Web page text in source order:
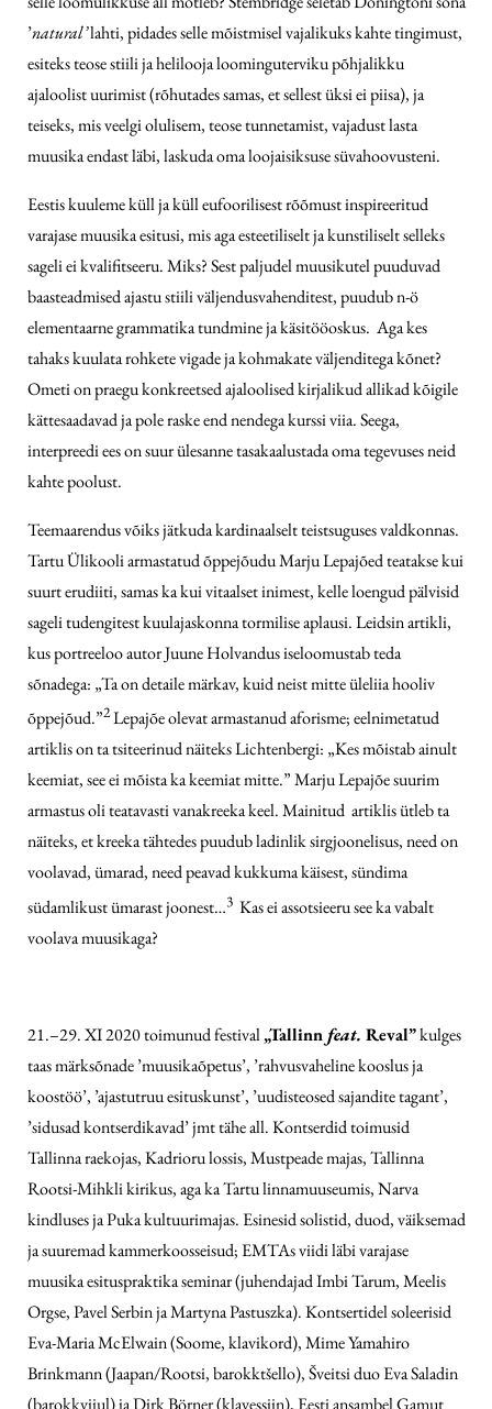
’natural’lahti, pidades selle mõistmisel vajalikuks kahte tingimust,
esiteks teose stiili ja helilooja loominguterviku põhjalikku
ajaloolist uurimist (rõhutades samas, et sellest üksi ei piisa), ja
teiseks, mis veelgi olulisem, teose tunnetamist, vajadust lasta
muusika endast läbi, laskuda oma loojaisiksuse süvahoovusteni.
Eestis kuuleme küll ja küll eufoorilisest rõõmust inspireeritud
varajase muusika esitusi, mis aga esteetiliselt ja kunstiliselt selleks
sageli ei kvalifitseeru. Miks? Sest paljudel muusikutel puuduvad
baasteadmised ajastu stiili väljendusvahenditest, puudub n-ö
elementaarne grammatika tundmine ja käsitööoskus. Aga kes
tahaks kuulata rohkete vigade ja kohmakate väljenditega kõnet?
Ometi on praegu konkreetsed ajaloolised kirjalikud allikad kõigile
kättesaadavad ja pole raske end nendega kurssi viia. Seega,
interpreedi ees on suur ülesanne tasakaalustada oma tegevuses neid
kahte poolust.
Teemaarendus võiks jätkuda kardinaalselt teistsuguses valdkonnas.
Tartu Ülikooli armastatud õppejõudu Marju Lepajõed teatakse kui
suurt erudiiti, samas ka kui vitaalset inimest, kelle loengud pälvisid
sageli tudengitest kuulajaskonna tormilise aplausi. Leidsin artikli,
kus portreeloo autor Juune Holvandus iseloomustab teda
sõnadega: „Ta on detaile märkav, kuid neist mitte üleliia hooliv
õppejõud.”2Lepajõe olevat armastanud aforisme; eelnimetatud
artiklis on ta tsiteerinud näiteks Lichtenbergi: „Kes mõistab ainult
keemiat, see ei mõista ka keemiat mitte.” Marju Lepajõe suurim
armastus oli teatavasti vanakreeka keel. Mainitud artiklis ütleb ta
näiteks, et kreeka tähtedes puudub ladinlik sirgjoonelisus, need on
voolavad, ümarad, need peavad kukkuma käisest, sündima
südamlikust ümarast joonest…3 Kas ei assotsieeru see ka vabalt
voolava muusikaga?
21.–29. XI 2020 toimunud festival„Tallinn feat. Reval”kulges
taas märksõnade ’muusikaõpetus’, ’rahvusvaheline kooslus ja
koostöö’, ’ajastutruu esituskunst’, ’uudisteosed sajandite tagant’,
’sidusad kontserdikavad’ jmt tähe all. Kontserdid toimusid
Tallinna raekojas, Kadrioru lossis, Mustpeade majas, Tallinna
Rootsi-Mihkli kirikus, aga ka Tartu linnamuuseumis, Narva
kindluses ja Puka kultuurimajas. Esinesid solistid, duod, väiksemad
ja suuremad kammerkoosseisud; EMTAs viidi läbi varajase
muusika esituspraktika seminar (juhendajad Imbi Tarum, Meelis
Orgse, Pavel Serbin ja Martyna Pastuszka). Kontsertidel soleerisid
Eva-Maria McElwain (Soome, klavikord), Mime Yamahiro
Brinkmann (Jaapan/Rootsi, barokktšello), Šveitsi duo Eva Saladin
(barokkviiul) ja Dirk Börner (klavessiin), Eesti ansambel Gamut